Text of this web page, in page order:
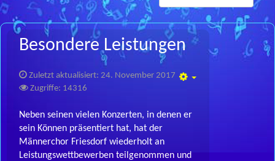
...
Besondere Leistungen
Zuletzt aktualisiert: 24. November 2017
Zugriffe: 14316
Neben seinen vielen Konzerten, in denen er
sein Können präsentiert hat, hat der
Männerchor Friesdorf wiederholt an
Leistungswettbewerben teilgenommen und